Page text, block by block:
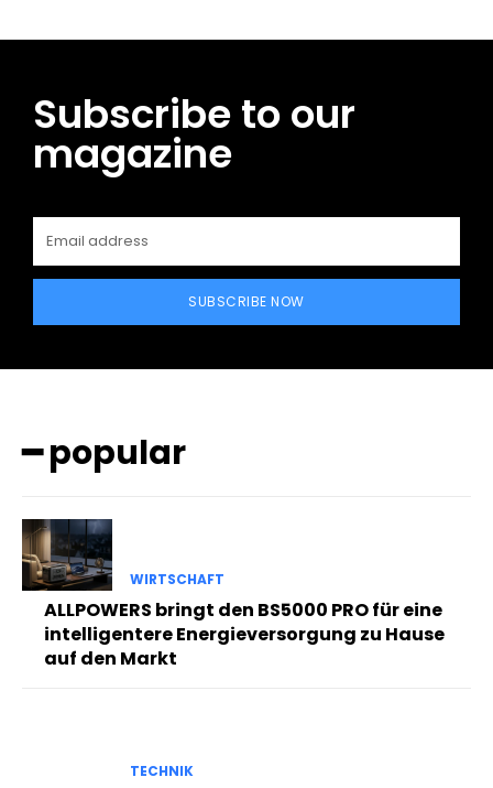
Subscribe to our
magazine
SUBSCRIBE NOW
━ popular
WIRTSCHAFT
ALLPOWERS bringt den BS5000 PRO für eine
intelligentere Energieversorgung zu Hause
auf den Markt
TECHNIK